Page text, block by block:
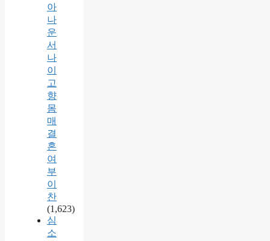
아
나
운
서
나
이
고
향
몸
매
결
혼
여
부
이
찬
(1,623)
심
소